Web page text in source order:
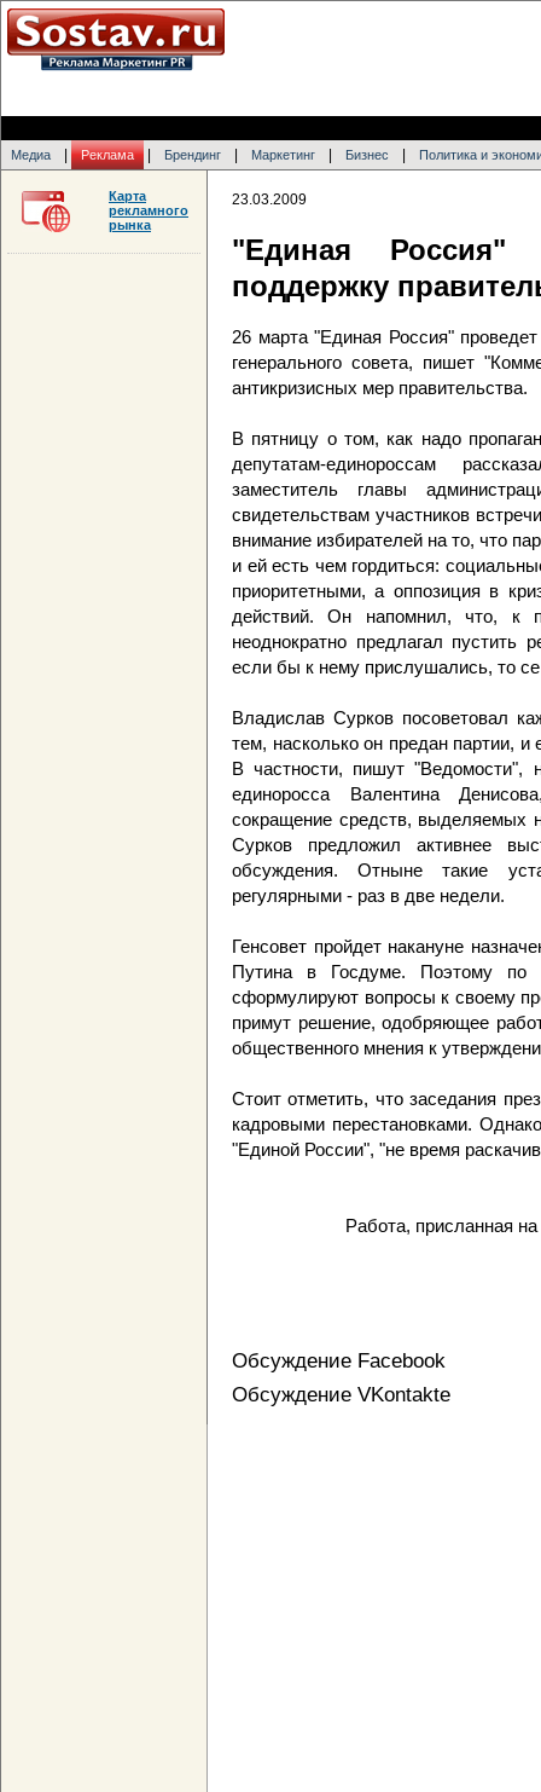
Медиа Реклама Брендинг Маркетинг Бизнес Политика и
23.03.2009
"Единая Россия"
поддержку
26 марта "Единая Россия"
генерального совета, пишет
антикризисных мер правительства.
В пятницу о том, как надо
депутатам-единороссам
заместитель главы
свидетельствам участников
внимание избирателей на то, что
и ей есть чем гордиться:
приоритетными, а оппозиция в
действий. Он напомнил, что, к
неоднократно предлагал
если бы к нему прислушались, то
Владислав Сурков посоветовал
тем, насколько он предан партии,
В частности, пишут "Ведомости",
единоросса Валентина
сокращение средств,
Сурков предложил активнее
обсуждения. Отныне такие
регулярными - раз в две недели.
Генсовет пройдет накануне
Путина в Госдуме. Поэтому по
сформулируют вопросы к своему
примут решение, одобряющее
общественного мнения к
Стоит отметить, что заседания
кадровыми перестановками.
"Единой России", "не время
Работа, присланная
Обсуждение Facebook
Обсуждение VKontakte
Карта
рекламного
рынка